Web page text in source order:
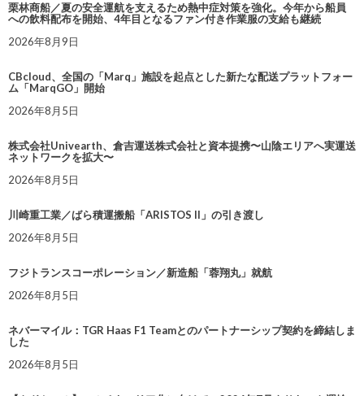
栗林商船／夏の安全運航を支えるため熱中症対策を強化。今年から船員
への飲料配布を開始、4年目となるファン付き作業服の支給も継続
2026年8月9日
CBcloud、全国の「Marq」施設を起点とした新たな配送プラットフォー
ム「MarqGO」開始
2026年8月5日
株式会社Univearth、倉吉運送株式会社と資本提携〜山陰エリアへ実運送
ネットワークを拡大〜
2026年8月5日
川崎重工業／ばら積運搬船「ARISTOS II」の引き渡し
2026年8月5日
フジトランスコーポレーション／新造船「蓉翔丸」就航
2026年8月5日
ネバーマイル：TGR Haas F1 Teamとのパートナーシップ契約を締結しま
した
2026年8月5日